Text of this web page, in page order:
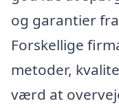
og garantier
Forskellige
metoder,
værd at